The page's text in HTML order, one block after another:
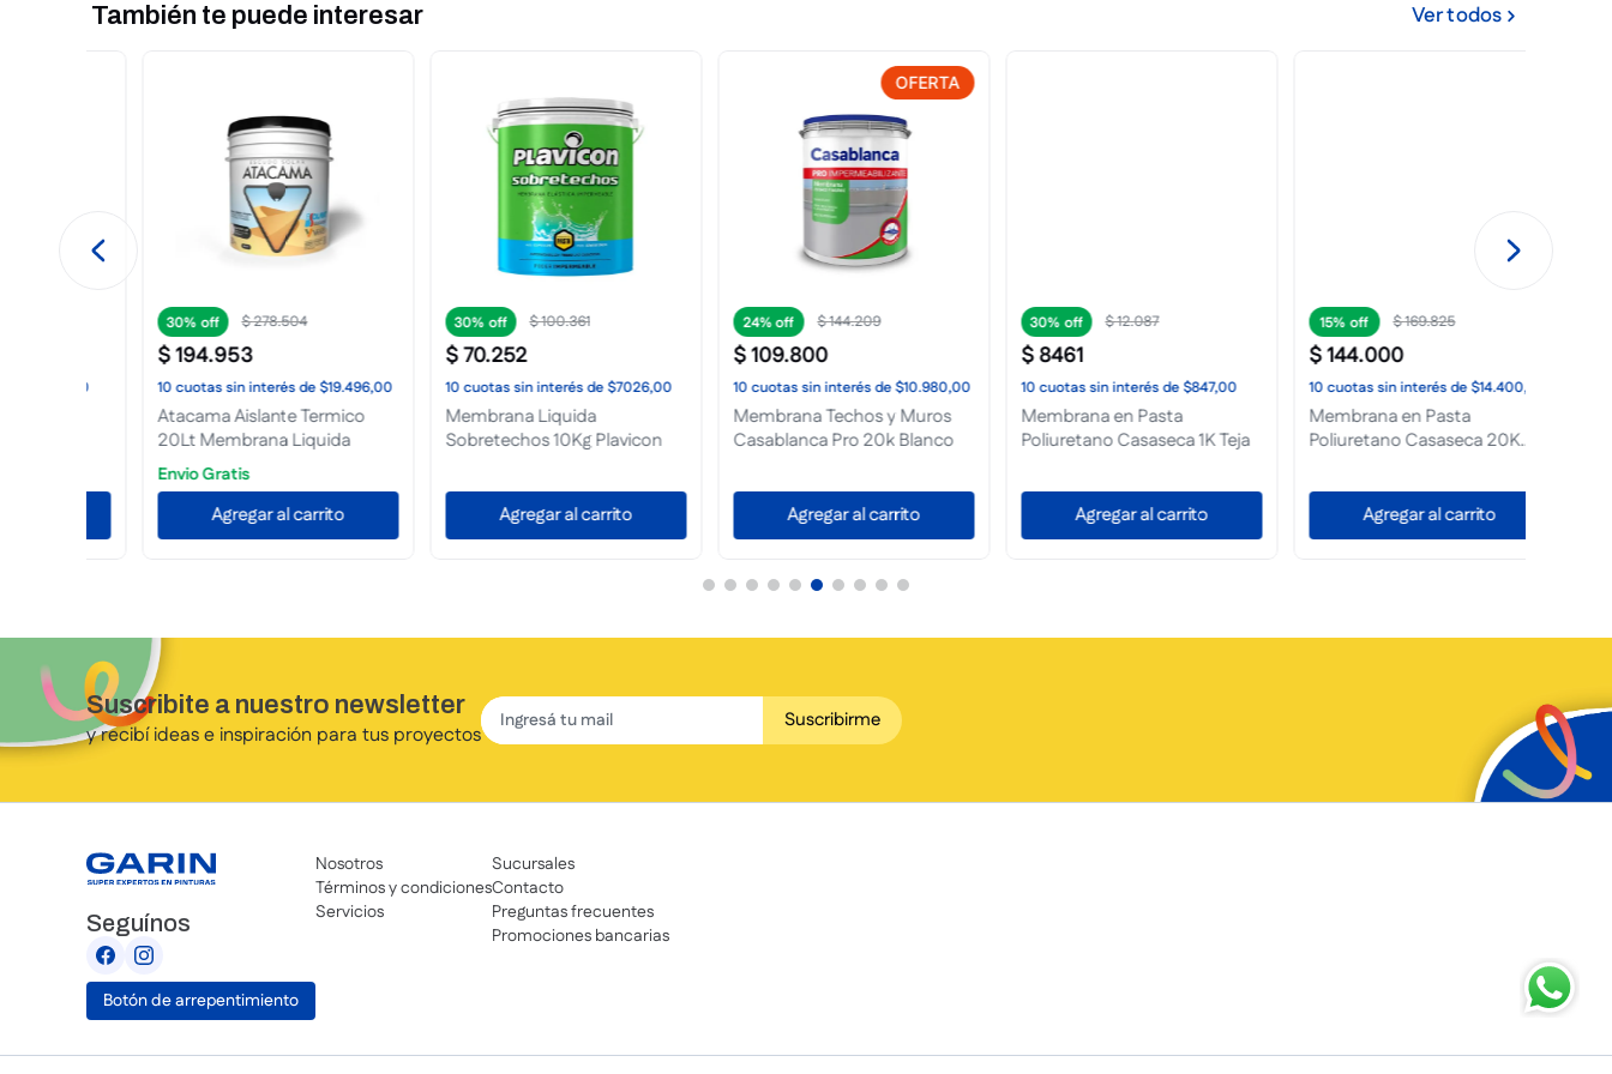
También te puede interesar Ver todos
$100 361
252
cuotassin interésde$7026,00
Membrana Liquida
Sobretechos 10Kg Plavicon
Agregar al carrito
$144. 209
109.800
cuotassin interésde$10.980,00
Membrana Techos y Muros
Casablanca Pro 20k Blanco
Agregar al carrito
$12 087
8461
cuotassin interésde$847,00
Membrana en Pasta
Poliuretano Casaseca 1K Teja
Agregar al carrito
$169. 825
144.000
cuotassin interésde$14.400,00
Membrana en Pasta
Poliuretano Casaseca 20K
Agregar al carrito
$37 975
582
cuotassin interésde$2659,00
Membrana en Pasta
Poliuretano Casaseca 4K
Agregar al carrito
Suscribite a nuestro newsletter
y recibí ideas e inspiración para tus proyectos
Suscribirme
Seguínos
Botón de arrepentimiento
Nosotros
Términos y condiciones
Servicios
Sucursales
Contacto
Preguntas frecuentes
Promociones bancarias